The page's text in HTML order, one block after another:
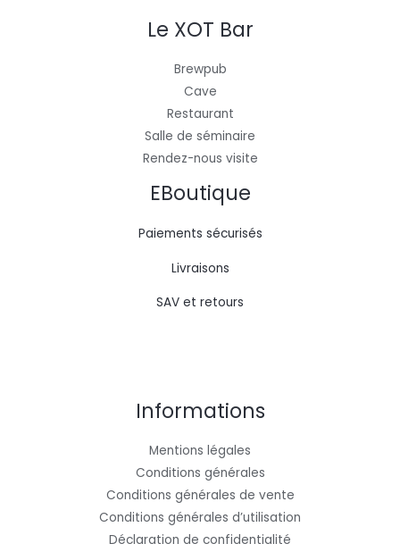
Le XOT Bar
Brewpub
Cave
Restaurant
Salle de séminaire
Rendez-nous visite
EBoutique
Paiements sécurisés
Livraisons
SAV et retours
Informations
Mentions légales
Conditions générales
Conditions générales de vente
Conditions générales d’utilisation
Déclaration de confidentialité